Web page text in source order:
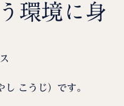
環境に身
こうじ）です。